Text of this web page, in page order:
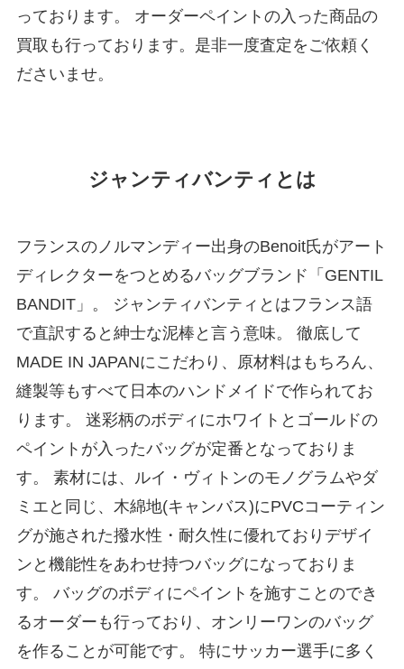
っております。 オーダーペイントの入った商品の
買取も行っております。是非一度査定をご依頼く
ださいませ。
ジャンティバンティとは
フランスのノルマンディー出身のBenoit氏がアート
ディレクターをつとめるバッグブランド「GENTIL
BANDIT」。 ジャンティバンティとはフランス語
で直訳すると紳士な泥棒と言う意味。 徹底して
MADE IN JAPANにこだわり、原材料はもちろん、
縫製等もすべて日本のハンドメイドで作られてお
ります。 迷彩柄のボディにホワイトとゴールドの
ペイントが入ったバッグが定番となっておりま
す。 素材には、ルイ・ヴィトンのモノグラムやダ
ミエと同じ、木綿地(キャンバス)にPVCコーティン
グが施された撥水性・耐久性に優れておりデザイ
ンと機能性をあわせ持つバッグになっておりま
す。 バッグのボディにペイントを施すことのでき
るオーダーも行っており、オンリーワンのバッグ
を作ることが可能です。 特にサッカー選手に多く